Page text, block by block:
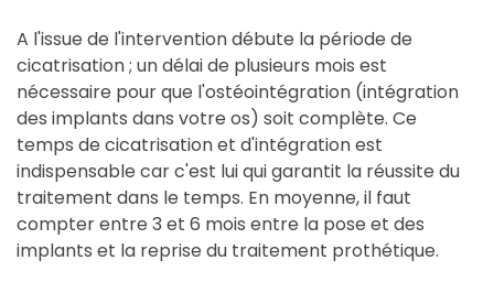
A l'issue de l'intervention débute la période de
cicatrisation ; un délai de plusieurs mois est
nécessaire pour que l'ostéointégration (intégration
des implants dans votre os) soit complète. Ce
temps de cicatrisation et d'intégration est
indispensable car c'est lui qui garantit la réussite du
traitement dans le temps. En moyenne, il faut
compter entre 3 et 6 mois entre la pose et des
implants et la reprise du traitement prothétique.